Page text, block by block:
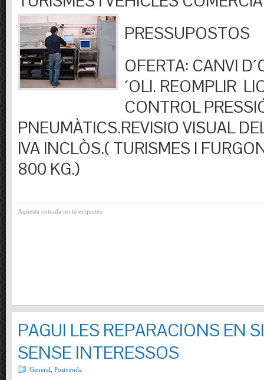
PRESSUPOSTOS
OFERTA: CANVI
´OLI. REOMPLIR
CONTROL
PNEUMÀTICS.REVISIO VISUAL
IVA INCLÒS.( TURISMES I
800 KG.)
Aquesta entrada no té etiquetes
PAGUI LES REPARACIONS EN
SENSE INTERESSOS
General Postvenda